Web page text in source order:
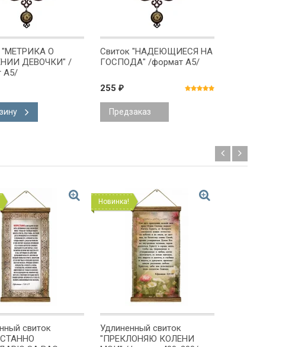
"МЕТРИКА О
ДЕВОЧКИ" /
А5/
Свиток "НАДЕЮЩИЕСЯ НА
ГОСПОДА" /формат А5/
255 ₽
Предзаказ
свиток
Новинка!
Удлиненный свиток
"ПРЕКЛОНЯЮ КОЛЕНИ